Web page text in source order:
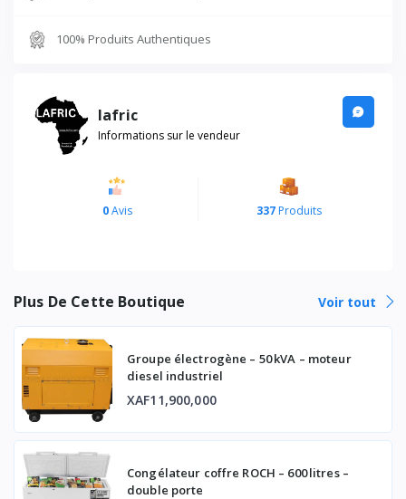
100% Produits Authentiques
lafric
Informations sur le vendeur
0Avis 337Produits
Plus De Cette Boutique Voir tout
Groupe électrogène – 50 kVA – moteur
diesel industriel
XAF11,900,000
Congélateur coffre ROCH – 600 litres –
double porte